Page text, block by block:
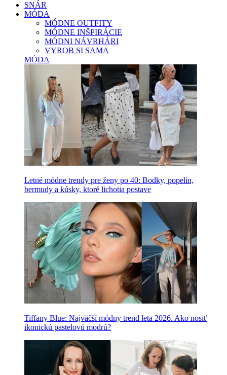
SNÁR
MÓDA
MÓDNE OUTFITY
MÓDNE INŠPIRÁCIE
MÓDNI NÁVRHÁRI
VYROB SI SAMA
MÓDA
Letné módne trendy pre ženy po 40: Bodky, popelín,
bermudy a kúsky, ktoré lichotia postave
Tiffany Blue: Najväčší módny trend leta 2026. Ako nosiť
ikonickú pastelovú modrú?